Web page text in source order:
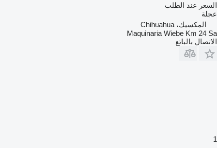
السعر عند الطلب
عجلة
المكسيك، Chihuahua
Maquinaria Wiebe Km 24 Sa
الاتصال بالبائع
1